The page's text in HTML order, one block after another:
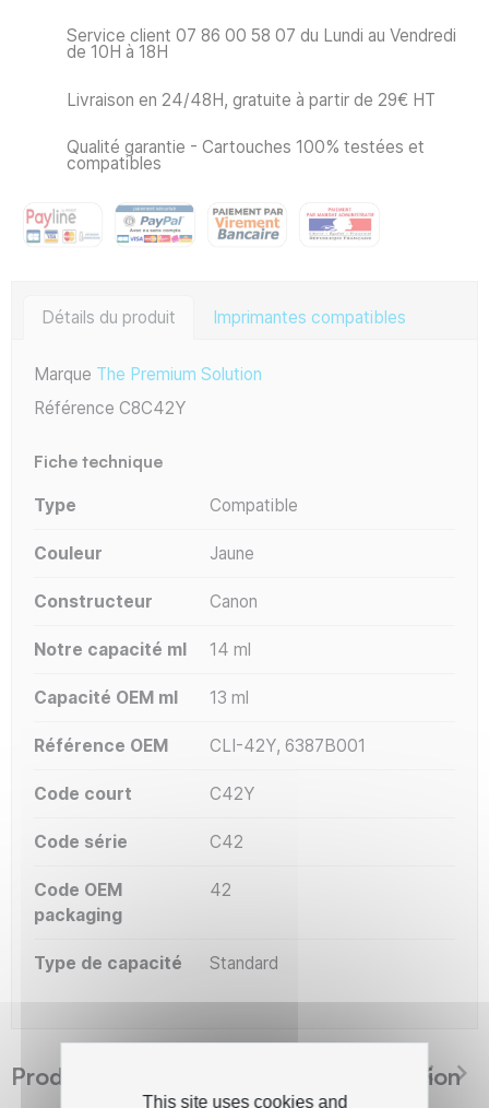
Service client 07 86 00 58 07 du Lundi au Vendredi
de 10H à 18H
Livraison en 24/48H, gratuite à partir de 29€ HT
Qualité garantie - Cartouches 100% testées et
compatibles
Détails du produit Imprimantes compatibles
Marque The Premium Solution
Référence C8C42Y
Fiche technique
Type Compatible
Couleur Jaune
Constructeur Canon
Notre capacité ml 14 ml
Capacité OEM ml 13 ml
Référence OEM CLI-42Y, 6387B001
Code court C42Y
Code série C42
Code OEM
packaging
42
Type de capacité Standard
Produits suggérés The Premium Solution
This site uses cookies and